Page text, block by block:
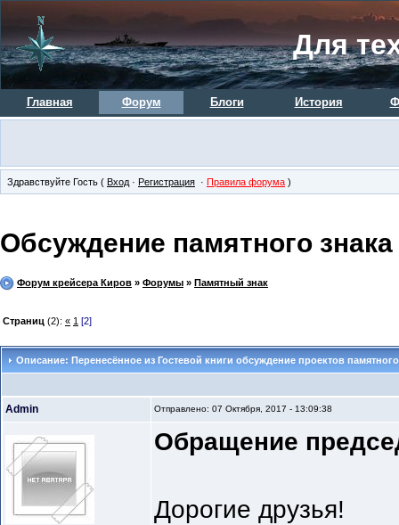
Для
Главная Форум Блоги История
Здравствуйте Гость ( Вход · Регистрация · Правила форума )
Обсуждение памятного знака
Форум крейсера Киров » Форумы » Памятный знак
Страниц (2): « 1 [2]
Описание: Перенесённое из Гостевой книги обсуждение проектов
Admin Отправлено: 07 Октября, 2017 - 13:09:38
Обращение
Дорогие друзья!